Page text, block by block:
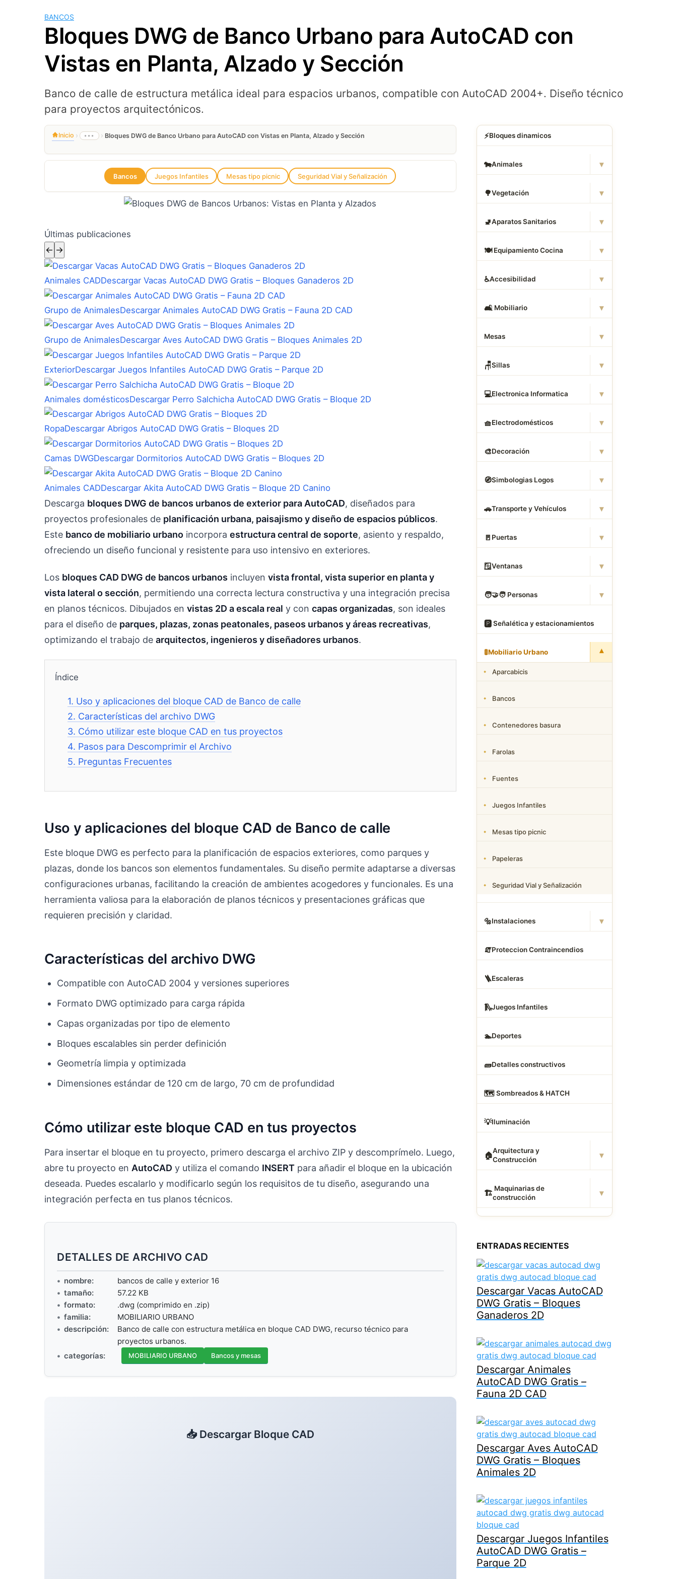
BANCOS
Bloques DWG de Banco Urbano para AutoCAD con
Vistas en Planta, Alzado y Sección
Banco de calle de estructura metálica ideal para espacios urbanos, compatible con AutoCAD 2004+. Diseño técnico
para proyectos arquitectónicos.
Inicio › ••• › Bloques DWG de Banco Urbano para AutoCAD con Vistas en Planta, Alzado y Sección
Bancos Juegos Infantiles Mesas tipo picnic Seguridad Vial y Señalización
Últimas publicaciones
← →
Animales CADDescargar Vacas AutoCAD DWG Gratis – Bloques Ganaderos 2D
Grupo de AnimalesDescargar Animales AutoCAD DWG Gratis – Fauna 2D CAD
Grupo de AnimalesDescargar Aves AutoCAD DWG Gratis – Bloques Animales 2D
ExteriorDescargar Juegos Infantiles AutoCAD DWG Gratis – Parque 2D
Animales domésticosDescargar Perro Salchicha AutoCAD DWG Gratis – Bloque 2D
RopaDescargar Abrigos AutoCAD DWG Gratis – Bloques 2D
Camas DWGDescargar Dormitorios AutoCAD DWG Gratis – Bloques 2D
Animales CADDescargar Akita AutoCAD DWG Gratis – Bloque 2D Canino
Descarga bloques DWG de bancos urbanos de exterior para AutoCAD, diseñados para
proyectos profesionales de planificación urbana, paisajismo y diseño de espacios públicos.
Este banco de mobiliario urbano incorpora estructura central de soporte, asiento y respaldo,
ofreciendo un diseño funcional y resistente para uso intensivo en exteriores.
Los bloques CAD DWG de bancos urbanos incluyen vista frontal, vista superior en planta y
vista lateral o sección, permitiendo una correcta lectura constructiva y una integración precisa
en planos técnicos. Dibujados en vistas 2D a escala real y con capas organizadas, son ideales
para el diseño de parques, plazas, zonas peatonales, paseos urbanos y áreas recreativas,
optimizando el trabajo de arquitectos, ingenieros y diseñadores urbanos.
Índice
1. Uso y aplicaciones del bloque CAD de Banco de calle
2. Características del archivo DWG
3. Cómo utilizar este bloque CAD en tus proyectos
4. Pasos para Descomprimir el Archivo
5. Preguntas Frecuentes
Uso y aplicaciones del bloque CAD de Banco de calle
Este bloque DWG es perfecto para la planificación de espacios exteriores, como parques y
plazas, donde los bancos son elementos fundamentales. Su diseño permite adaptarse a diversas
configuraciones urbanas, facilitando la creación de ambientes acogedores y funcionales. Es una
herramienta valiosa para la elaboración de planos técnicos y presentaciones gráficas que
requieren precisión y claridad.
Características del archivo DWG
Compatible con AutoCAD 2004 y versiones superiores
Formato DWG optimizado para carga rápida
Capas organizadas por tipo de elemento
Bloques escalables sin perder definición
Geometría limpia y optimizada
Dimensiones estándar de 120 cm de largo, 70 cm de profundidad
Cómo utilizar este bloque CAD en tus proyectos
Para insertar el bloque en tu proyecto, primero descarga el archivo ZIP y descomprímelo. Luego,
abre tu proyecto en AutoCAD y utiliza el comando INSERT para añadir el bloque en la ubicación
deseada. Puedes escalarlo y modificarlo según los requisitos de tu diseño, asegurando una
integración perfecta en tus planos técnicos.
DETALLES DE ARCHIVO CAD
nombre:
bancos de calle y exterior 16
tamaño:
57.22 KB
formato:
.dwg (comprimido en .zip)
familia:
MOBILIARIO URBANO
descripción:
Banco de calle con estructura metálica en bloque CAD DWG, recurso técnico para
proyectos urbanos.
categorías:
MOBILIARIO URBANO Bancos y mesas
📥 Descargar Bloque CAD
⚡Bloques dinamicos
🐄Animales ▾
🌳Vegetación ▾
🚽Aparatos Sanitarios ▾
🍽️ Equipamiento Cocina ▾
♿Accesibilidad ▾
🛋 ️ Mobiliario ▾
Mesas ▾
🪑Sillas ▾
💻Electronica Informatica ▾
🧺Electrodomésticos ▾
🎨Decoración ▾
🧭Simbologias Logos ▾
🚗Transporte y Vehículos ▾
🚪 Puertas ▾
🪟Ventanas ▾
🧑‍🤝‍🧑 Personas ▾
🅿️ Señalética y estacionamientos
🚦Mobiliario Urbano ▾
Aparcabicis
Bancos
Contenedores basura
Farolas
Fuentes
Juegos Infantiles
Mesas tipo picnic
Papeleras
Seguridad Vial y Señalización
🔩Instalaciones ▾
🧯Proteccion Contraincendios
🪜Escaleras
🛝Juegos Infantiles
🏊Deportes
🧱Detalles constructivos
🗺️ Sombreados & HATCH
💡Iluminación
🏠Arquitectura y
Construcción
▾
🏗 ️ Maquinarias de
construcción
▾
ENTRADAS RECIENTES
Descargar Vacas AutoCAD
DWG Gratis – Bloques
Ganaderos 2D
Descargar Animales
AutoCAD DWG Gratis –
Fauna 2D CAD
Descargar Aves AutoCAD
DWG Gratis – Bloques
Animales 2D
Descargar Juegos Infantiles
AutoCAD DWG Gratis –
Parque 2D